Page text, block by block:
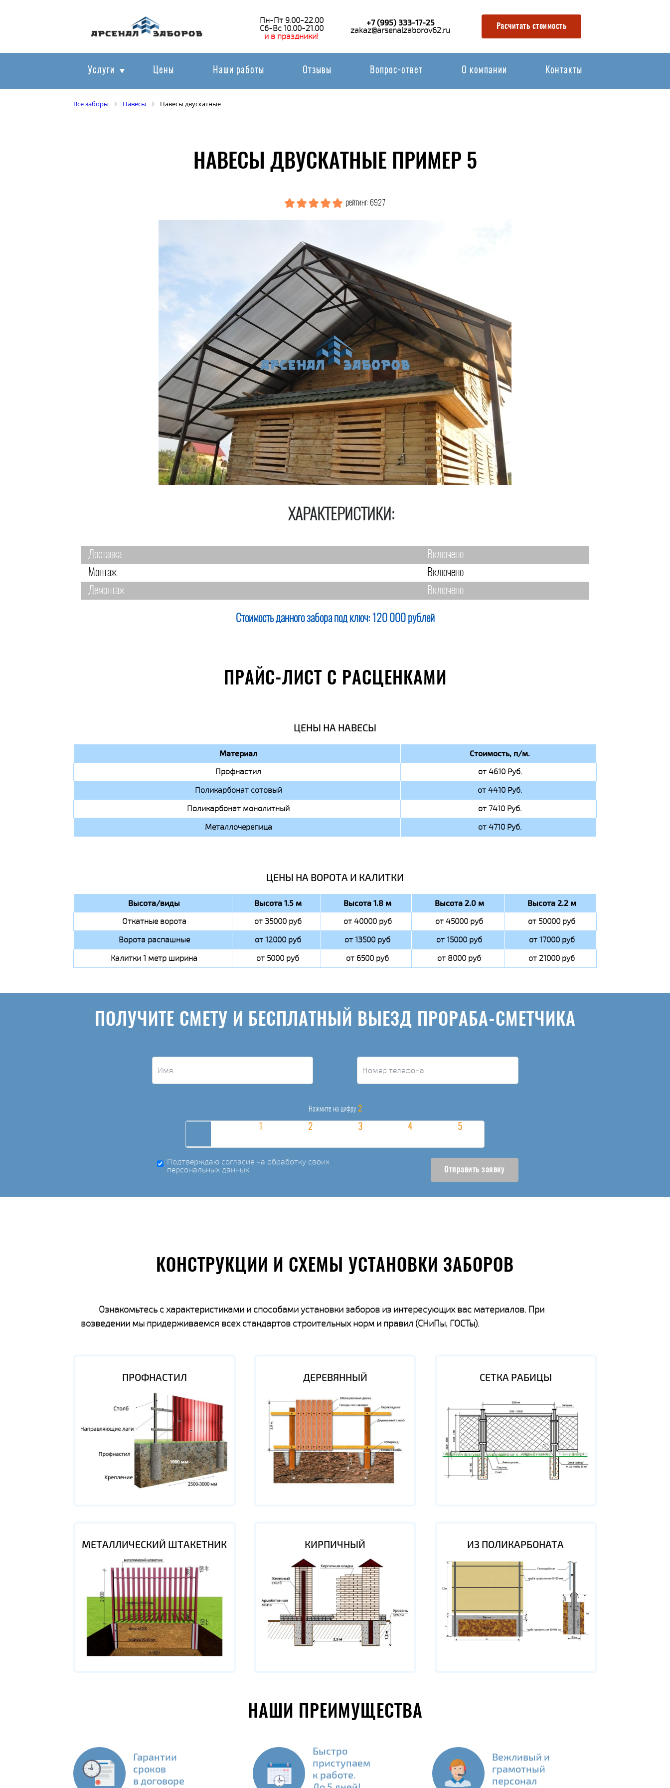
Пн-Пт 9.00-22.00
Сб-Вс 10.00-21.00
и в праздники!
+7 (995) 333-17-25
zakaz@arsenalzaborov62.ru Расчитать стоимость
Услуги Цены Наши работы Отзывы Вопрос-ответ О компании Контакты
Все заборы Навесы Навесы двускатные
НАВЕСЫ ДВУСКАТНЫЕ ПРИМЕР 5
рейтинг: 6927
ХАРАКТЕРИСТИКИ:
Доставка
Включено
Монтаж
Включено
Демонтаж
Включено
Стоимость данного забора под ключ: 120 000 рублей
ПРАЙС-ЛИСТ С РАСЦЕНКАМИ
ЦЕНЫ НА НАВЕСЫ
Материал Стоимость, п/м.
Профнастил
от 4610 Руб.
Поликарбонат сотовый
от 4410 Руб.
Поликарбонат монолитный
от 7410 Руб.
Металлочерепица
от 4710 Руб.
ЦЕНЫ НА ВОРОТА И КАЛИТКИ
Высота/виды Высота 1.5 м Высота 1.8 м Высота 2.0 м Высота 2.2 м
Откатные ворота от 35000 руб от 40000 руб от 45000 руб
от 50000 руб
Ворота распашные
от 12000 руб от 13500 руб от 15000 руб
от 17000 руб
Калитки 1 метр ширина
от 5000 руб от 6500 руб от 8000 руб от 21000 руб
ПОЛУЧИТЕ СМЕТУ И БЕСПЛАТНЫЙ ВЫЕЗД ПРОРАБА-СМЕТЧИКА
Нажмите на цифру 2
Подтверждаю согласие на обработку своих
персональных данных Отправить заявку
КОНСТРУКЦИИ И СХЕМЫ УСТАНОВКИ ЗАБОРОВ
Ознакомьтесь с характеристиками и способами установки заборов из интересующих вас материалов. При
возведении мы придерживаемся всех стандартов строительных норм и правил (СНиПы, ГОСТы).
ПРОФНАСТИЛ ДЕРЕВЯННЫЙ СЕТКА РАБИЦЫ
МЕТАЛЛИЧЕСКИЙ ШТАКЕТНИК КИРПИЧНЫЙ ИЗ ПОЛИКАРБОНАТА
НАШИ ПРЕИМУЩЕСТВА
Гарантии
сроков
в договоре
Быстро
приступаем
к работе.
Вежливый и
грамотный
персонал